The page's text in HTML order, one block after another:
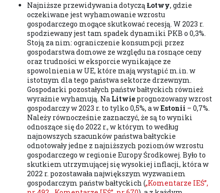
Najniższe przewidywania dotycząŁotwy, gdzie
oczekiwane jest wyhamowanie wzrostu
gospodarczego mogące skutkować recesją. W 2023 r.
spodziewany jest tam spadek dynamiki PKB o 0,3%.
Stoją za nim: ograniczenie konsumpcji przez
gospodarstwa domowe ze względu na rosnące ceny
oraz trudności w eksporcie wynikające ze
spowolnienia w UE, które mają wystąpić m.in. w
istotnym dla tego państwa sektorze drzewnym.
Gospodarki pozostałych państw bałtyckich również
wyraźnie wyhamują. Na Litwie prognozowany wzrost
gospodarczy w 2023 r. to tylko 0,5%, a wEstonii – 0,7%.
Należy równocześnie zaznaczyć, że są to wyniki
odnoszące się do 2022 r., w którym to według
najnowszych szacunków państwa bałtyckie
odnotowały jedne z najniższych poziomów wzrostu
gospodarczego w regionie Europy Środkowej. Było to
skutkiem utrzymującej się wysokiej inflacji, która w
2022 r. pozostawała największym wyzwaniem
gospodarczym państw bałtyckich („Komentarze IEŚ”,